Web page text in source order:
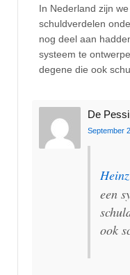
In Nederland zijn
schuldverdelen
nog deel aan
systeem te
degene die ook
De
September
Heinz
een
ook